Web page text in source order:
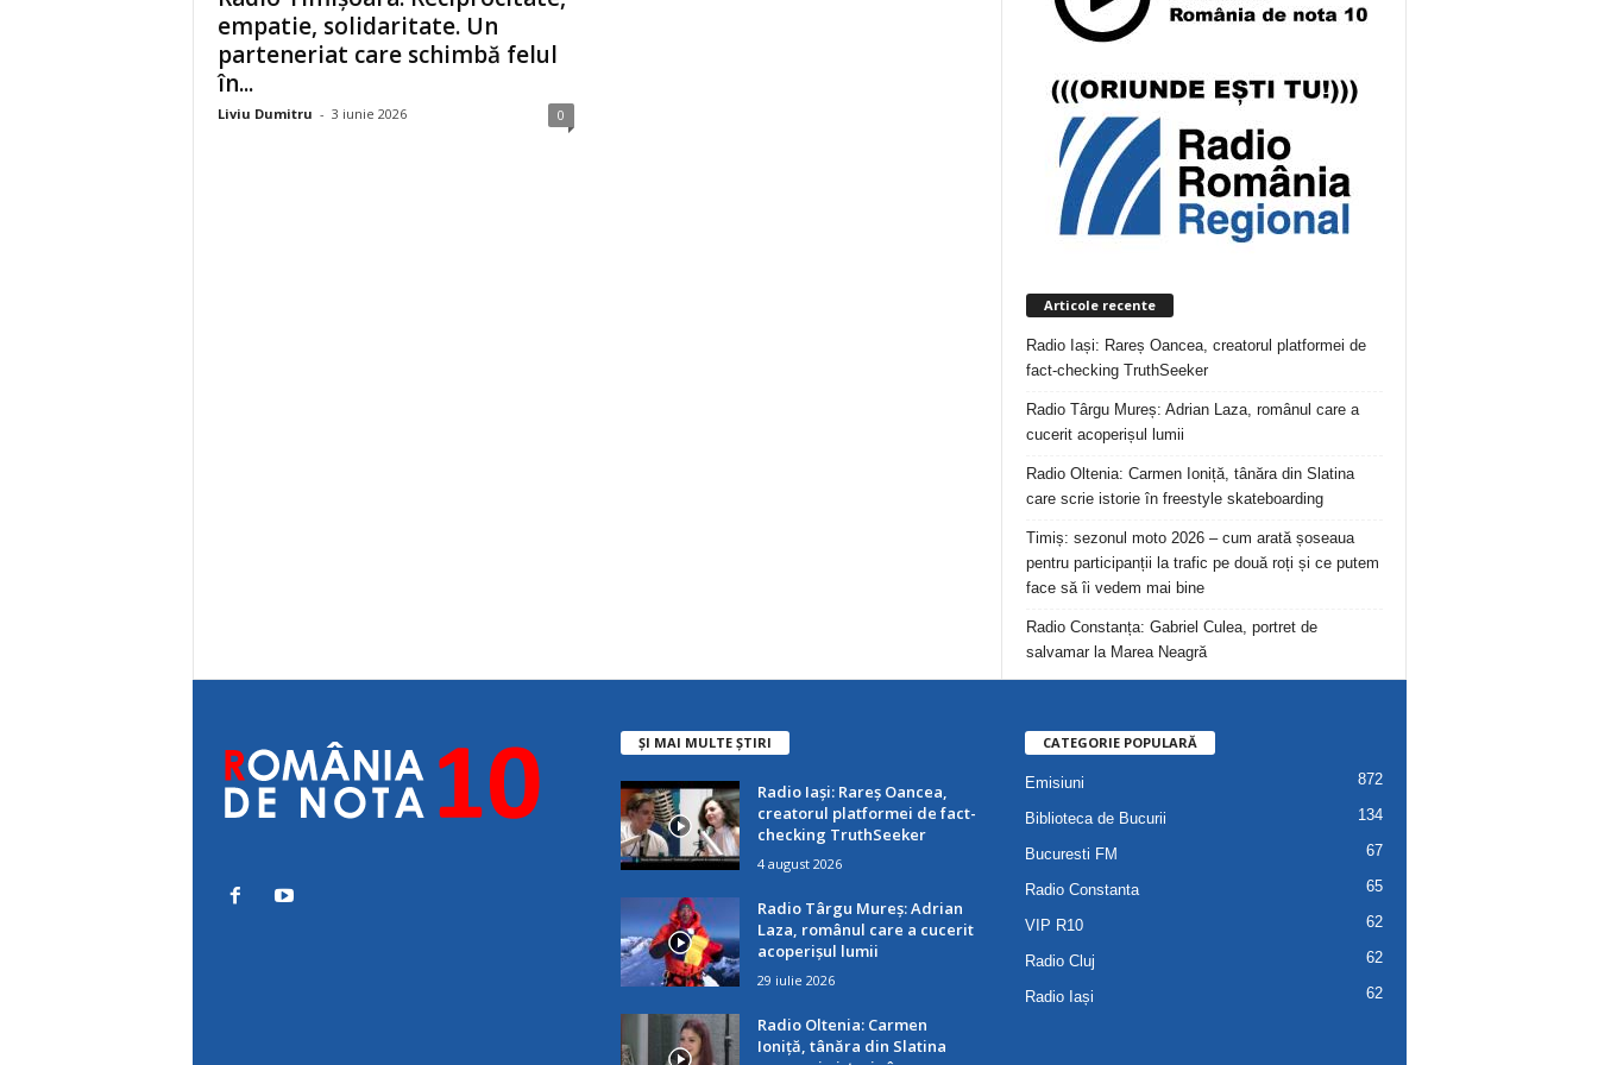
empatie, solidaritate. Un
parteneriat care schimbă felul
în...
Liviu Dumitru - 3 iunie 2026 0
Articole recente
Radio Iași: Rareș Oancea, creatorul platformei de
fact-checking TruthSeeker
Radio Târgu Mureș: Adrian Laza, românul care a
cucerit acoperișul lumii
Radio Oltenia: Carmen Ioniță, tânăra din Slatina
care scrie istorie în freestyle skateboarding
Timiș: sezonul moto 2026 – cum arată șoseaua
pentru participanții la trafic pe două roți și ce putem
face să îi vedem mai bine
Radio Constanța: Gabriel Culea, portret de
salvamar la Marea Neagră
ȘI MAI MULTE ȘTIRI
Radio Iași: Rareș Oancea,
creatorul platformei de fact-
checking TruthSeeker
4 august 2026
Radio Târgu Mureș: Adrian
Laza, românul care a cucerit
acoperișul lumii
29 iulie 2026
Radio Oltenia: Carmen
Ioniță, tânăra din Slatina
CATEGORIE POPULARĂ
Emisiuni 872
Biblioteca de Bucurii 134
Bucuresti FM 67
Radio Constanta 65
VIP R10 62
Radio Cluj 62
Radio Iași 62